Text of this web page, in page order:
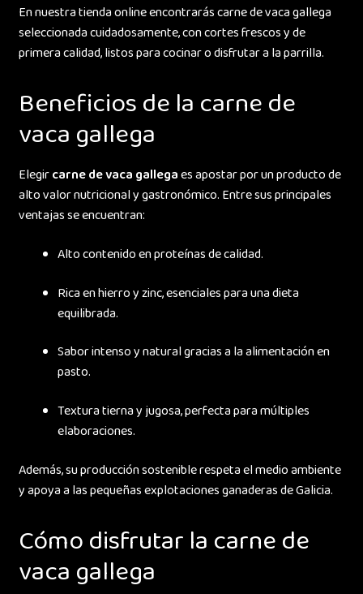
En nuestra tienda online encontrarás carne de vaca gallega
seleccionada cuidadosamente, con cortes frescos y de
primera calidad, listos para cocinar o disfrutar a la parrilla.
Beneficios de la carne de
vaca gallega
Elegircarne de vaca gallegaes apostar por un producto de
alto valor nutricional y gastronómico. Entre sus principales
ventajas se encuentran:
Alto contenido en proteínas de calidad.
Rica en hierro y zinc, esenciales para una dieta
equilibrada.
Sabor intenso y natural gracias a la alimentación en
pasto.
Textura tierna y jugosa, perfecta para múltiples
elaboraciones.
Además, su producción sostenible respeta el medio ambiente
y apoya a las pequeñas explotaciones ganaderas de Galicia.
Cómo disfrutar la carne de
vaca gallega